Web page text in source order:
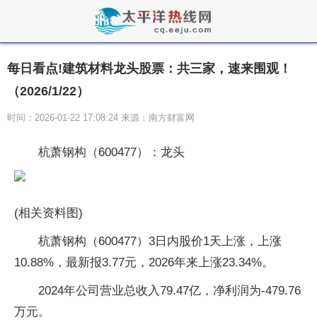
每日看点!建筑材料龙头股票：共三家，速来围观！
（2026/1/22）
时间：2026-01-22 17:08:24 来源：南方财富网
杭萧钢构（600477）：龙头
(相关资料图)
杭萧钢构（600477）3日内股价1天上涨，上涨
10.88%，最新报3.77元，2026年来上涨23.34%。
2024年公司营业总收入79.47亿，净利润为-479.76
万元。